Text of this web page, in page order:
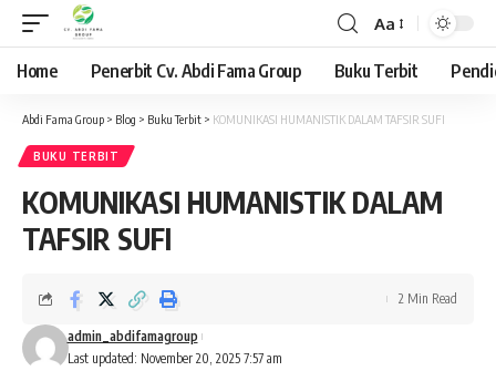
Font
Resizer
Aa
Home Penerbit Cv. Abdi Fama Group Buku Terbit
Abdi Fama Group > Blog > Buku Terbit > KOMUNIKASI HUMANISTIK DALAM TAFSIR SUFI
BUKU TERBIT
KOMUNIKASI HUMANISTIK DALAM
TAFSIR SUFI
Last updated: November 20, 2025 7:57 am
admin_abdifamagroup
2 Min Read